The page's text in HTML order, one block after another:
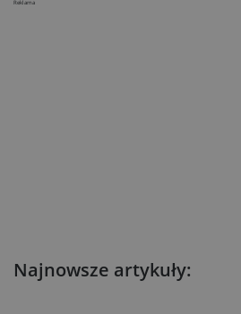
Najnowsze artykuły:
Reklama